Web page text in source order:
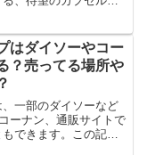
、社会現象を巻き起
ョンで...
はダイソーやコー
？売ってる場所や
一部のダイソーなど
ーナン、通販サイトで
できます。この記事